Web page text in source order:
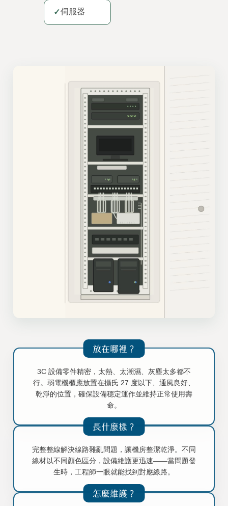
✓伺服器
放在哪裡？
3C 設備零件精密，太熱、太潮濕、灰塵太多都不
行。弱電機櫃應放置在攝氏 27 度以下、通風良好、
乾淨的位置，確保設備穩定運作並維持正常使用壽
命。
長什麼樣？
完整整線解決線路雜亂問題，讓機房整潔乾淨。不同
線材以不同顏色區分，設備維護更迅速——當問題發
生時，工程師一眼就能找到對應線路。
怎麼維護？